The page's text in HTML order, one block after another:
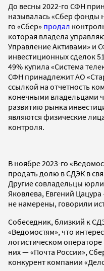
До весны 2022-го СФН
называлась «Сбер фонды
го «Сбер» продал
которая владела
Управление Активами» и
инвестиционных сделок
49% купила «Система
СФН принадлежит АО
ссылкой на отчетность
конечными владельцами
развитию рынка
являются физические
контроля.
В ноябре 2023-го
продать долю в СДЭК в
Другие совладельцы
Яковлева, Евгений
не намерены, говорили
Собеседник, близкий к
«Ведомостям», что
логистическом
них — «Почта России»,
конкурент компании